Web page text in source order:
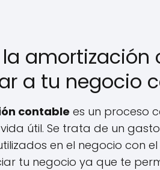
la
a tu negocio
contable es un proceso
útil. Se trata de un
en el negocio con
tu negocio ya que te